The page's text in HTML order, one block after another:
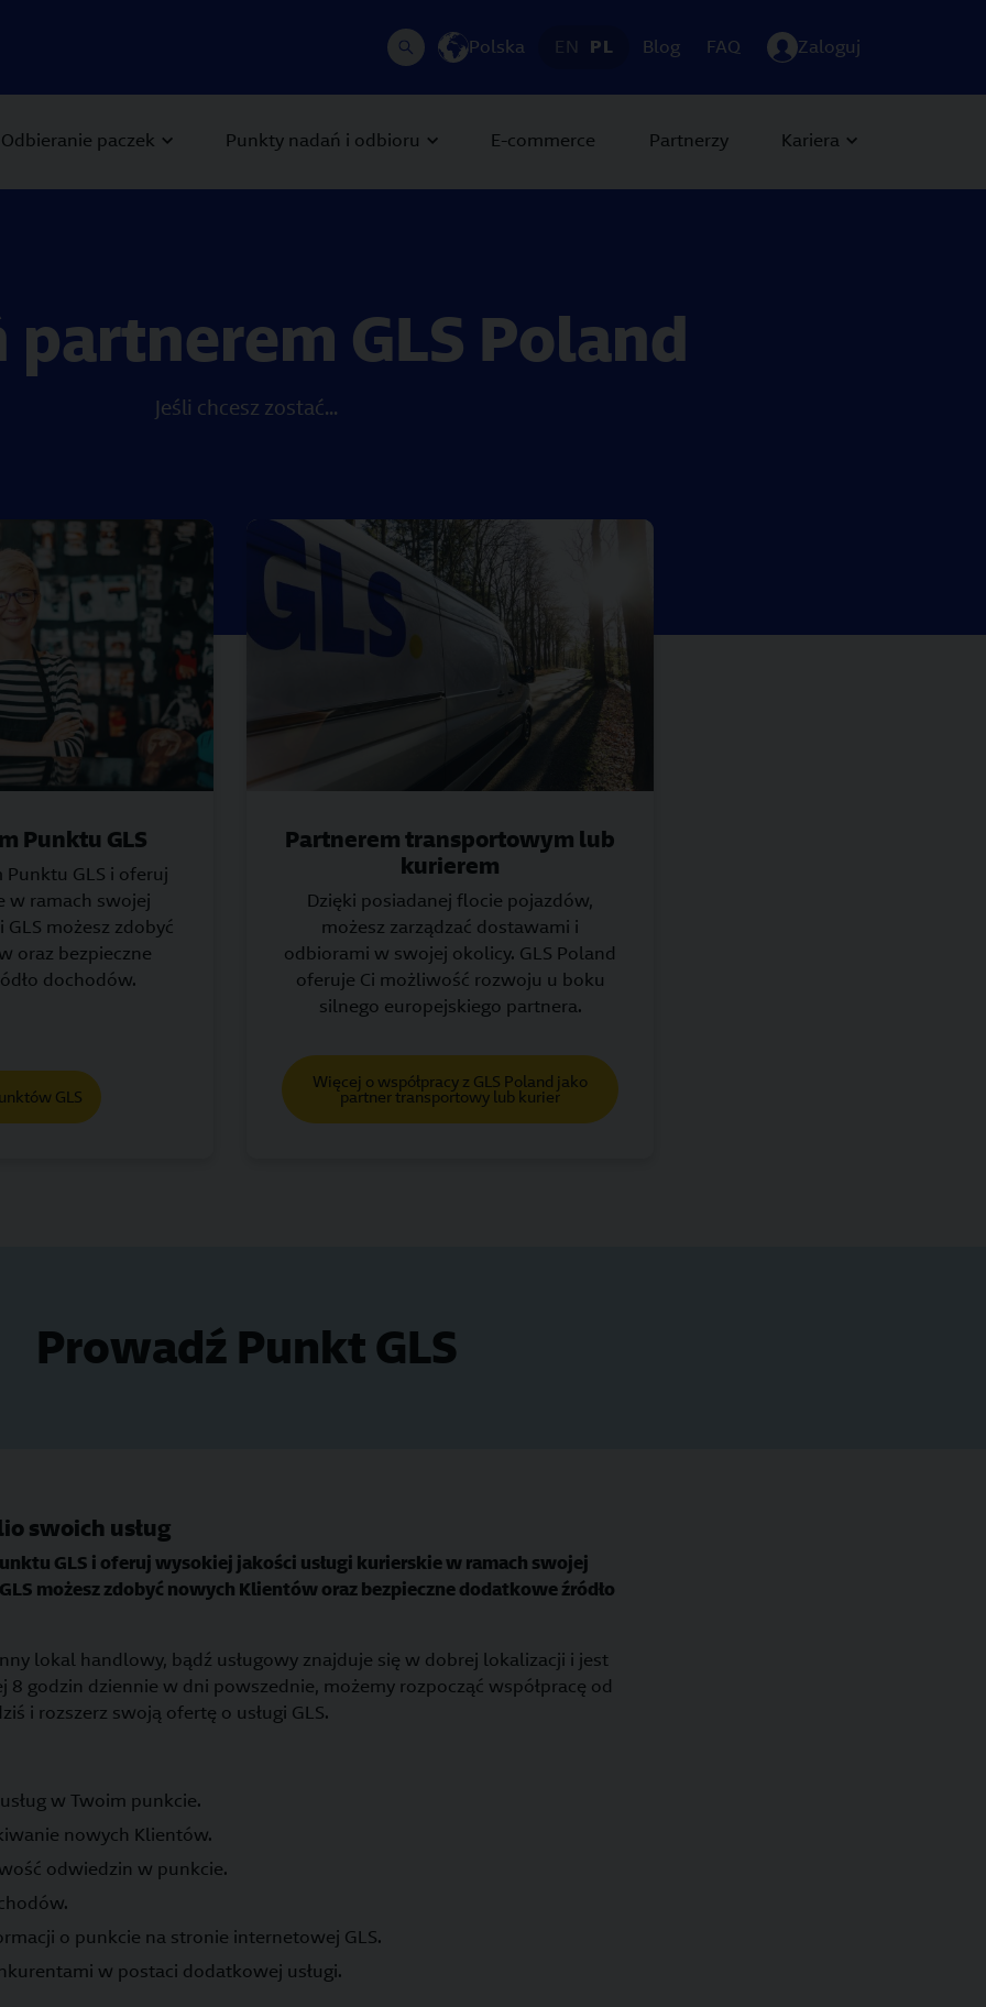
Polska EN PL Blog FAQ Zaloguj
Odbieranie paczek Punkty nadań i odbioru E-commerce Partnerzy Kariera
partnerem GLS Poland
Jeśli chcesz zostać...
Punktu GLS
GLS i oferuj
w ramach swojej
GLS możesz zdobyć
oraz bezpieczne
dochodów.
GLS
Partnerem transportowym lub
kurierem
Dzięki posiadanej flocie pojazdów,
możesz zarządzać dostawami i
odbiorami w swojej okolicy. GLS Poland
oferuje Ci możliwość rozwoju u boku
silnego europejskiego partnera.
Więcej o współpracy z GLS Poland jako
partner transportowy lub kurier
Prowadź Punkt GLS
swoich usług
GLS i oferuj wysokiej jakości usługi kurierskie w ramach swojej
możesz zdobyć nowych Klientów oraz bezpieczne dodatkowe źródło
lokal handlowy, bądź usługowy znajduje się w dobrej lokalizacji i jest
8 godzin dziennie w dni powszednie, możemy rozpocząć współpracę od
i rozszerz swoją ofertę o usługi GLS.
w Twoim punkcie.
nowych Klientów.
odwiedzin w punkcie.
o punkcie na stronie internetowej GLS.
w postaci dodatkowej usługi.